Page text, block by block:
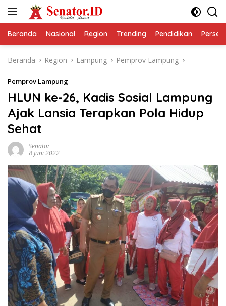
Beranda Nasional Region Trending Pendidikan
Beranda Region Lampung Pemprov Lampung
Pemprov Lampung
HLUN ke-26, Kadis Sosial Lampung
Ajak Lansia Terapkan Pola Hidup
Sehat
Senator
8 Juni 2022